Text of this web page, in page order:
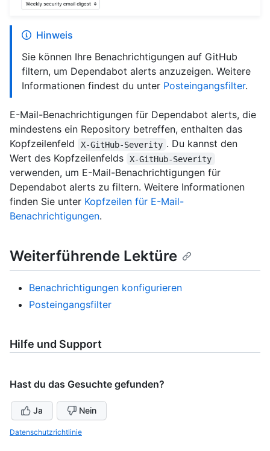
Hinweis
Sie können Ihre Benachrichtigungen auf GitHub
filtern, um Dependabot alerts anzuzeigen. Weitere
Informationen findest du unter Posteingangsfilter.
E-Mail-Benachrichtigungen für Dependabot alerts, die
mindestens ein Repository betreffen, enthalten das
Kopfzeilenfeld
X-GitHub-Severity . Du kannst den
Wert des Kopfzeilenfelds
X-GitHub-Severity
verwenden, um E-Mail-Benachrichtigungen für
Dependabot alerts zu filtern. Weitere Informationen
finden Sie unter Kopfzeilen für E-Mail-
Benachrichtigungen.
Weiterführende Lektüre
Benachrichtigungen konfigurieren
Posteingangsfilter
Hilfe und Support
Hast du das Gesuchte gefunden?
Ja Nein
Datenschutzrichtlinie